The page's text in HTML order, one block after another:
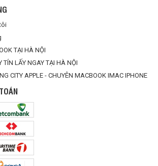
TẠI HÀ NỘI
LẤY NGAY TẠI HÀ NỘI
CITY APPLE - CHUYÊN MACBOOK IMAC IPHONE